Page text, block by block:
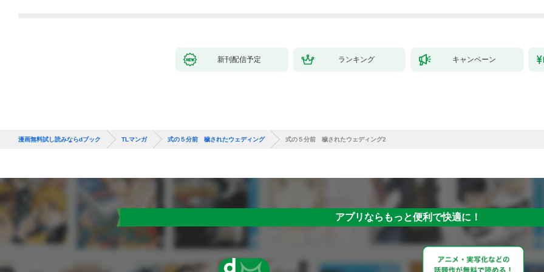
新刊配信予定 ランキング キャンペーン
漫画無料試し読みならdブック TLマンガ 式の５分前 穢されたウェディング 式の５分前 穢されたウェディング2
アプリならもっと便利で快適に！